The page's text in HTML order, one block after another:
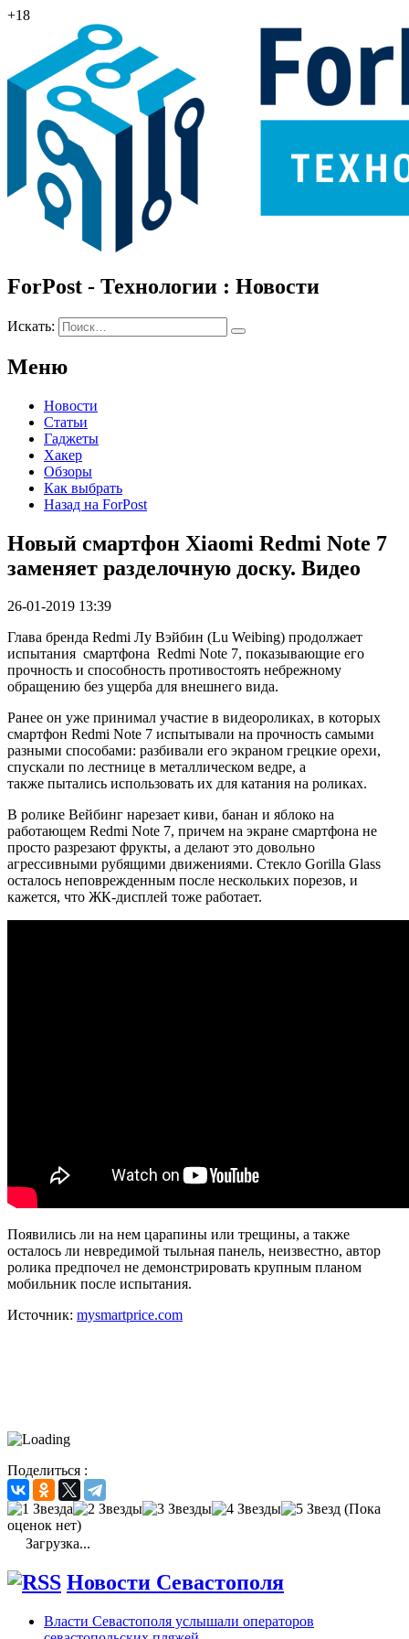
+18
ForPost - Технологии : Новости
Искать:
Меню
Новости
Статьи
Гаджеты
Хакер
Обзоры
Как выбрать
Назад на ForPost
Новый смартфон Xiaomi Redmi Note 7
заменяет разделочную доску. Видео
26-01-2019 13:39
Глава бренда Redmi Лу Вэйбин (Lu Weibing) продолжает
испытания смартфона Redmi Note 7, показывающие его
прочность и способность противостоять небрежному
обращению без ущерба для внешнего вида.
Ранее он уже принимал участие в видеороликах, в которых
смартфон Redmi Note 7 испытывали на прочность самыми
разными способами: разбивали его экраном грецкие орехи,
спускали по лестнице в металлическом ведре, а
также пытались использовать их для катания на роликах.
В ролике Вейбинг нарезает киви, банан и яблоко на
работающем Redmi Note 7, причем на экране смартфона не
просто разрезают фрукты, а делают это довольно
агрессивными рубящими движениями. Стекло Gorilla Glass
осталось неповрежденным после нескольких порезов, и
кажется, что ЖК-дисплей тоже работает.
Появились ли на нем царапины или трещины, а также
осталось ли невредимой тыльная панель, неизвестно, автор
ролика предпочел не демонстрировать крупным планом
мобильник после испытания.
Источник: mysmartprice.com
Поделиться :
(Пока
оценок нет)
Загрузка...
Новости Севастополя
Власти Севастополя услышали операторов